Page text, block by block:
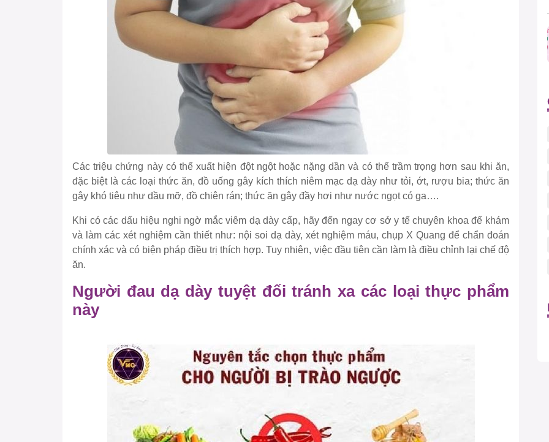
Các triệu chứng này có thể xuất hiện đột ngột hoặc nặng dần và có thể trầm trọng hơn sau khi ăn,
đặc biệt là các loại thức ăn, đồ uống gây kích thích niêm mạc dạ dày như tỏi, ớt, rượu bia; thức ăn
gây khó tiêu như dầu mỡ, đồ chiên rán; thức ăn gây đầy hơi như nước ngọt có ga….
Khi có các dấu hiệu nghi ngờ mắc viêm dạ dày cấp, hãy đến ngay cơ sở y tế chuyên khoa để khám
và làm các xét nghiệm cần thiết như: nội soi dạ dày, xét nghiệm máu, chụp X Quang để chẩn đoán
chính xác và có biện pháp điều trị thích hợp. Tuy nhiên, việc đầu tiên cần làm là điều chỉnh lại chế độ
ăn.
Người đau dạ dày tuyệt đối tránh xa các loại thực phẩm
này